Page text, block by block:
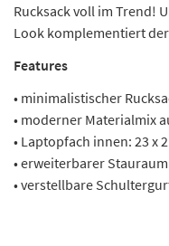
Rucksack voll im Trend!
Look komplementiert
Features
• minimalistischer
• moderner Materialmix
• Laptopfach innen: 23 x
• erweiterbarer
• verstellbare